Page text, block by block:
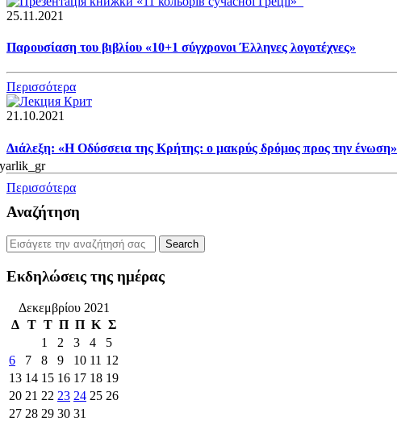
25.11.2021
Παρουσίαση του βιβλίου «10+1 σύγχρονοι Έλληνες λογοτέχνες»
Περισσότερα
21.10.2021
Διάλεξη: «Η Οδύσσεια της Κρήτης: ο μακρύς δρόμος προς την ένωση»
Περισσότερα
Αναζήτηση
Εκδηλώσεις της ημέρας
Δεκεμβρίου 2021
Δ Τ Τ Π Π Κ Σ
1 2 3 4
5
6
7 8 9 10 11 12
13 14 15 16 17 18 19
20 21 22 23 24 25 26
27 28 29 30 31